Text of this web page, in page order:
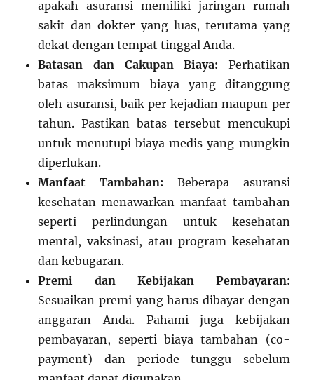
apakah asuransi memiliki jaringan rumah
sakit dan dokter yang luas, terutama yang
dekat dengan tempat tinggal Anda.
Batasan dan Cakupan Biaya: Perhatikan
batas maksimum biaya yang ditanggung
oleh asuransi, baik per kejadian maupun per
tahun. Pastikan batas tersebut mencukupi
untuk menutupi biaya medis yang mungkin
diperlukan.
Manfaat Tambahan: Beberapa asuransi
kesehatan menawarkan manfaat tambahan
seperti perlindungan untuk kesehatan
mental, vaksinasi, atau program kesehatan
dan kebugaran.
Premi dan Kebijakan Pembayaran:
Sesuaikan premi yang harus dibayar dengan
anggaran Anda. Pahami juga kebijakan
pembayaran, seperti biaya tambahan (co-
payment) dan periode tunggu sebelum